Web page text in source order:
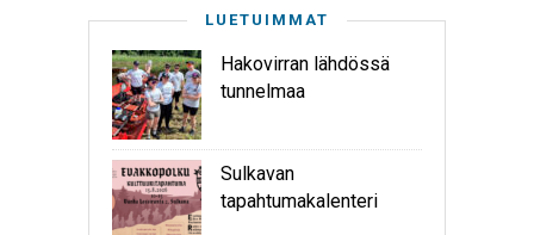
LUETUIMMAT
Hakovirran lähdössä
tunnelmaa
Sulkavan
tapahtumakalenteri